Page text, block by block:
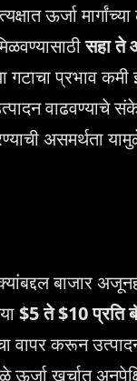
ऊर्जा
सहा ते
प्रभाव
वाढवण्याचे
असमर्थता
बाजार
$5 ते $10 प्रति
वापर करून
ऊर्जा खर्चात